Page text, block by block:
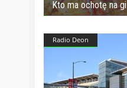
Kto ma ochotę na gi
Radio Deon